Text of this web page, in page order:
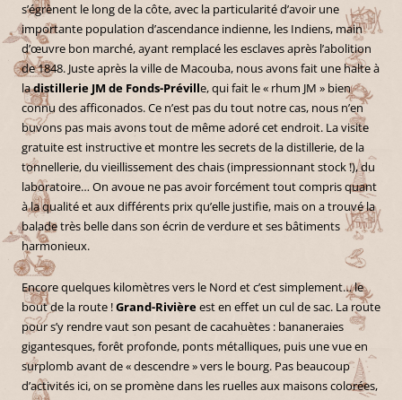
s’égrènent le long de la côte, avec la particularité d’avoir une
importante population d’ascendance indienne, les Indiens, main
d’œuvre bon marché, ayant remplacé les esclaves après l’abolition
de 1848. Juste après la ville de Macouba, nous avons fait une halte à
ladistillerie JM de Fonds-Préville, qui fait le « rhum JM » bien
connu des afficonados. Ce n’est pas du tout notre cas, nous n’en
buvons pas mais avons tout de même adoré cet endroit. La visite
gratuite est instructive et montre les secrets de la distillerie, de la
tonnellerie, du vieillissement des chais (impressionnant stock !), du
laboratoire… On avoue ne pas avoir forcément tout compris quant
à la qualité et aux différents prix qu’elle justifie, mais on a trouvé la
balade très belle dans son écrin de verdure et ses bâtiments
harmonieux.
Encore quelques kilomètres vers le Nord et c’est simplement… le
bout de la route !Grand-Rivièreest en effet un cul de sac. La route
pour s’y rendre vaut son pesant de cacahuètes : bananeraies
gigantesques, forêt profonde, ponts métalliques, puis une vue en
surplomb avant de « descendre » vers le bourg. Pas beaucoup
d’activités ici, on se promène dans les ruelles aux maisons colorées,